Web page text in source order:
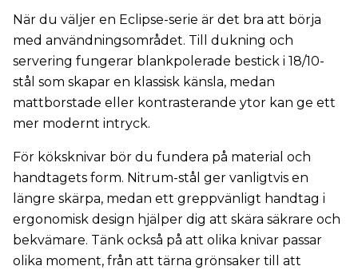
När du väljer en Eclipse-serie är det bra att börja
med användningsområdet. Till dukning och
servering fungerar blankpolerade bestick i 18/10-
stål som skapar en klassisk känsla, medan
mattborstade eller kontrasterande ytor kan ge ett
mer modernt intryck.
För köksknivar bör du fundera på material och
handtagets form. Nitrum-stål ger vanligtvis en
längre skärpa, medan ett greppvänligt handtag i
ergonomisk design hjälper dig att skära säkrare och
bekvämare. Tänk också på att olika knivar passar
olika moment, från att tärna grönsaker till att